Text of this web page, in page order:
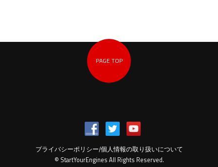
PAGE TOP
© StartYourEngines All Rights Reserved.
プライバシーポリシー/個人情報の取り扱いについて